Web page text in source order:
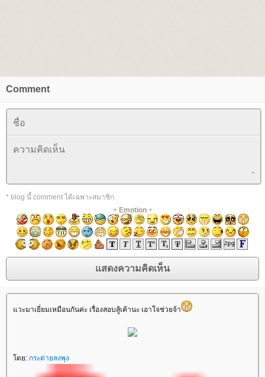
Comment
* blog นี้ comment ได้เฉพาะสมาชิก
+ Emotion+
วะมาเยี่ยมเหมือนกันค่ะ เรื่องสอบสู้เค้านะ เอาใจช่วยจ้า
ดย: กระต่ายลงพุง